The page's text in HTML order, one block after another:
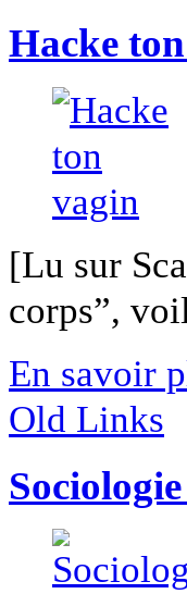
Hacke
[Lu sur
corps”,
En savoir
Old Links